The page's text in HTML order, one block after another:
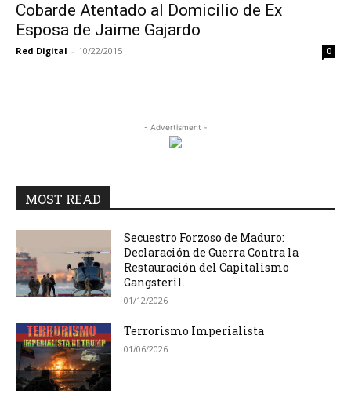
Cobarde Atentado al Domicilio de Ex
Esposa de Jaime Gajardo
Red Digital - 10/22/2015 0
- Advertisment -
MOST READ
Secuestro Forzoso de Maduro:
Declaración de Guerra Contra la
Restauración del Capitalismo
Gangsteril.
01/12/2026
Terrorismo Imperialista
01/06/2026